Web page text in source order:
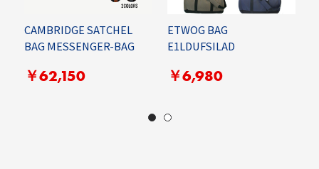
CAMBRIDGE SATCHEL
BAG MESSENGER-BAG
￥62,150
ETWOG BAG
E1LDUFSILAD
￥6,980